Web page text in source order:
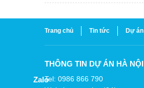
Trang chủ Tin tức Dự án
THÔNG TIN DỰ ÁN HÀ NỘI
Tel: 0986 866 790
Zalo